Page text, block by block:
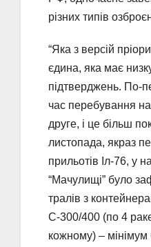
різних типів
“Яка з версій
єдина, яка має
підтверджень. По-
час перебування
друге, і це більш
листопада, якраз
прильотів Іл-76, у
“Мачулищі” було
тралів з
С-300/400 (по 4
кожному) – мінімум